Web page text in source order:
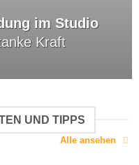
im Studio
Kraft
UND TIPPS
Alle ansehen